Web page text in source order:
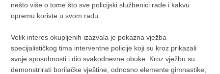
nešto više o tome što sve policijski službenici rade i kakvu
opremu koriste u svom radu.
Velik interes okupljenih izazvala je pokazna vježba
specijalističkog tima interventne policije koji su kroz prikazali
svoje sposobnosti i dio svakodnevne obuke. Kroz vježbu su
demonstrirati borilačke vještine, odnosno elemente gimnastike,